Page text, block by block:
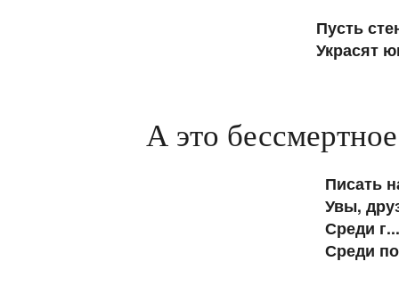
Пусть
Украсят
А это
Писать
Увы,
Среди
Среди